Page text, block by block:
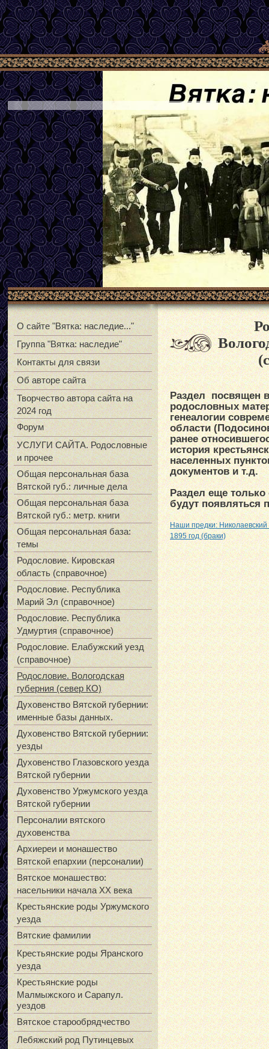
Раздел посвящен
родословных
генеалогии
области
ранее
история
населенных
документов и т.д.
Раздел еще
будут появляться
Наши предки:
1895 год (браки)
О сайте "Вятка: наследие..."
Группа "Вятка: наследие"
Контакты для связи
Об авторе сайта
Творчество автора сайта на
2024 год
Форум
УСЛУГИ САЙТА. Родословные
и прочее
Общая персональная база
Вятской губ.: личные дела
Общая персональная база
Вятской губ.: метр. книги
Общая персональная база:
темы
Родословие. Кировская
область (справочное)
Родословие. Республика
Марий Эл (справочное)
Родословие. Республика
Удмуртия (справочное)
Родословие. Елабужский уезд
(справочное)
Родословие. Вологодская
губерния (север КО)
Духовенство Вятской губернии:
именные базы данных.
Духовенство Вятской губернии:
уезды
Духовенство Глазовского уезда
Вятской губернии
Духовенство Уржумского уезда
Вятской губернии
Персоналии вятского
духовенства
Архиереи и монашество
Вятской епархии (персоналии)
Вятское монашество:
насельники начала XX века
Крестьянские роды Уржумского
уезда
Вятские фамилии
Крестьянские роды Яранского
уезда
Крестьянские роды
Малмыжского и Сарапул.
уездов
Вятское старообрядчество
Лебяжский род Путинцевых